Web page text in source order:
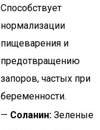
Способствует
нормализации
пищеварения и
предотвращению
запоров, частых при
беременности.
— Соланин: Зеленые